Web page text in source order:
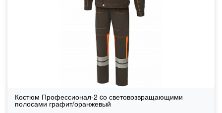
Костюм Профессионал-2 cо световозвращающими
полосами графит/оранжевый